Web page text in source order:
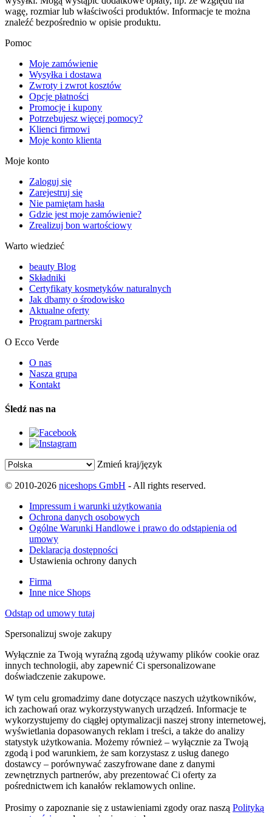
wagę, rozmiar lub właściwości produktów. Informacje te można
znaleźć bezpośrednio w opisie produktu.
Pomoc
Moje zamówienie
Wysyłka i dostawa
Zwroty i zwrot kosztów
Opcje płatności
Promocje i kupony
Potrzebujesz więcej pomocy?
Klienci firmowi
Moje konto klienta
Moje konto
Zaloguj się
Zarejestruj się
Nie pamiętam hasła
Gdzie jest moje zamówienie?
Zrealizuj bon wartościowy
Warto wiedzieć
beauty Blog
Składniki
Certyfikaty kosmetyków naturalnych
Jak dbamy o środowisko
Aktualne oferty
Program partnerski
O Ecco Verde
O nas
Nasza grupa
Kontakt
Śledź nas na
Zmień kraj/język
© 2010-2026 niceshops GmbH - All rights reserved.
Impressum i warunki użytkowania
Ochrona danych osobowych
Ogólne Warunki Handlowe i prawo do odstąpienia od
umowy
Deklaracja dostępności
Ustawienia ochrony danych
Firma
Inne nice Shops
Odstąp od umowy tutaj
Spersonalizuj swoje zakupy
Wyłącznie za Twoją wyraźną zgodą używamy plików cookie oraz
innych technologii, aby zapewnić Ci spersonalizowane
doświadczenie zakupowe.
W tym celu gromadzimy dane dotyczące naszych użytkowników,
ich zachowań oraz wykorzystywanych urządzeń. Informacje te
wykorzystujemy do ciągłej optymalizacji naszej strony internetowej,
wyświetlania dopasowanych reklam i treści, a także do analizy
statystyk użytkowania. Możemy również – wyłącznie za Twoją
zgodą i pod warunkiem, że sam korzystasz z usług danego
dostawcy – porównywać zaszyfrowane dane z danymi
zewnętrznych partnerów, aby prezentować Ci oferty za
pośrednictwem ich kanałów reklamowych online.
Prosimy o zapoznanie się z ustawieniami zgody oraz naszą Polityką